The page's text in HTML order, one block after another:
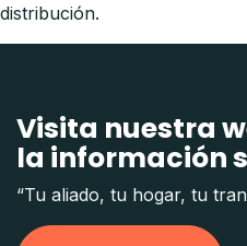
distribución.
Visita nuestra
la información
“Tu aliado, tu hogar, tu